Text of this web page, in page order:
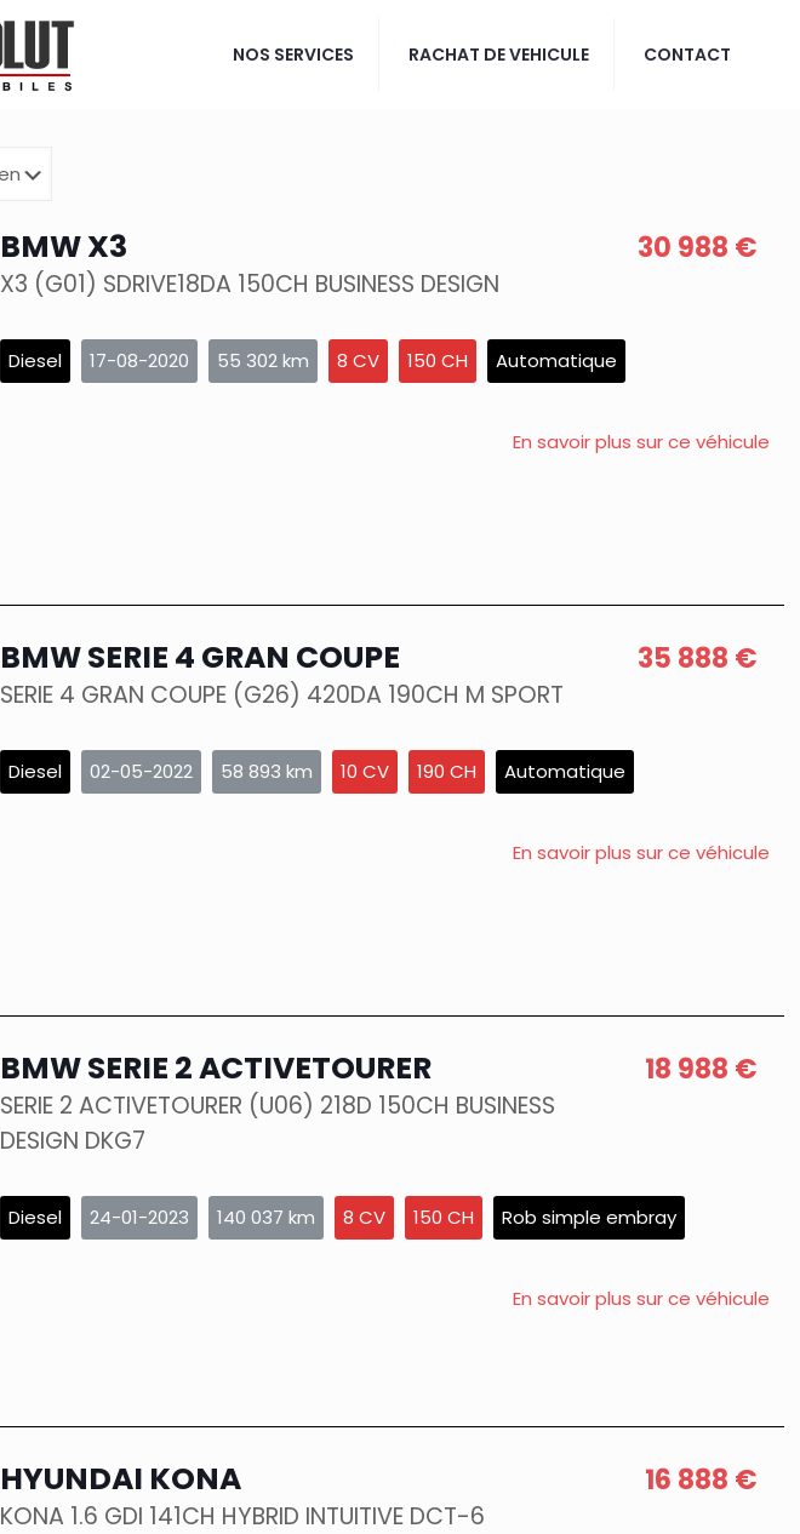
NOS SERVICES RACHAT DE VEHICULE CONTACT
30 988 €
BMW X3
X3 (G01) SDRIVE18DA 150CH BUSINESS DESIGN
Diesel 17-08-2020 55 302 km 8 CV 150 CH Automatique
En savoir plus sur ce véhicule
35 888 €
BMW SERIE 4 GRAN COUPE
SERIE 4 GRAN COUPE (G26) 420DA 190CH M SPORT
Diesel 02-05-2022 58 893 km 10 CV 190 CH Automatique
En savoir plus sur ce véhicule
18 988 €
BMW SERIE 2 ACTIVETOURER
SERIE 2 ACTIVETOURER (U06) 218D 150CH BUSINESS
DESIGN DKG7
Diesel 24-01-2023 140 037 km 8 CV 150 CH Rob simple embray
En savoir plus sur ce véhicule
16 888 €
HYUNDAI KONA
KONA 1.6 GDI 141CH HYBRID INTUITIVE DCT-6